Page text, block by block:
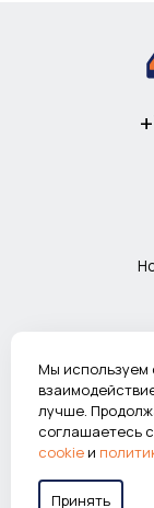
© 2026
ВНИМАНИЕ!
Мы используем
лучше.
соглашаетесь с
cookieи
Принять